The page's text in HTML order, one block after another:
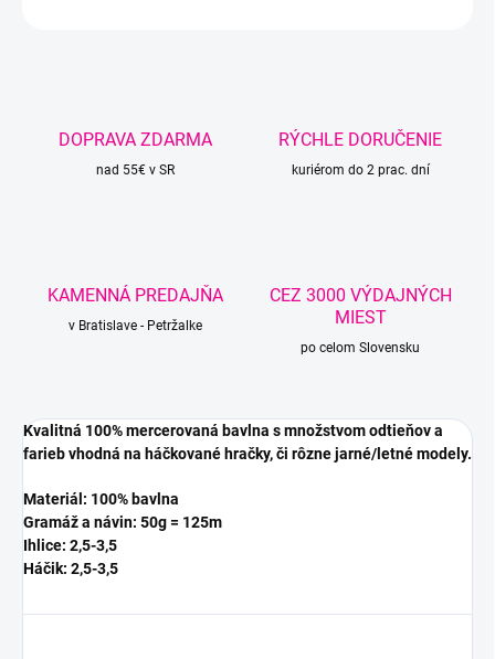
DOPRAVA ZDARMA
nad 55€ v SR
RÝCHLE DORUČENIE
kuriérom do 2 prac. dní
KAMENNÁ PREDAJŇA
v Bratislave - Petržalke
CEZ 3000 VÝDAJNÝCH
MIEST
po celom Slovensku
Kvalitná 100% mercerovaná bavlna s množstvom odtieňov a
farieb vhodná na háčkované hračky, či rôzne jarné/letné modely.
Materiál: 100% bavlna
Gramáž a návin: 50g = 125m
Ihlice: 2,5-3,5
Háčik: 2,5-3,5